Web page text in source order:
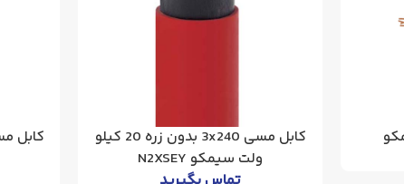
کابل مسی 3x240 بدون زره 20 کیلو
ولت سیمکو N2XSEY